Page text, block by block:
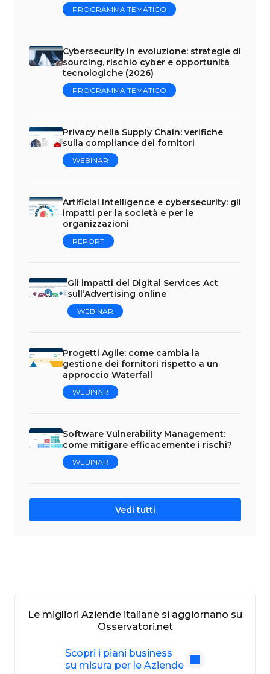
PROGRAMMA TEMATICO
Cybersecurity in evoluzione: strategie di
sourcing, rischio cyber e opportunità
tecnologiche (2026)
PROGRAMMA TEMATICO
Privacy nella Supply Chain: verifiche
sulla compliance dei fornitori
WEBINAR
Artificial intelligence e cybersecurity: gli
impatti per la società e per le
organizzazioni
REPORT
Gli impatti del Digital Services Act
sull’Advertising online
WEBINAR
Progetti Agile: come cambia la
gestione dei fornitori rispetto a un
approccio Waterfall
WEBINAR
Software Vulnerability Management:
come mitigare efficacemente i rischi?
WEBINAR
Vedi tutti
Le migliori Aziende italiane si aggiornano su
Osservatori.net
Scopri i piani business
su misura per le Aziende